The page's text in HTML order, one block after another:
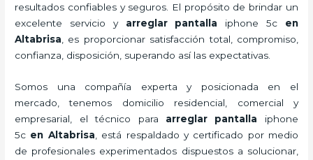
resultados confiables y seguros. El propósito de brindar un
excelente servicio y arreglar pantalla iphone 5c en
Altabrisa , es proporcionar satisfacción total, compromiso,
confianza, disposición, superando así las expectativas.
Somos una compañía experta y posicionada en el
mercado, tenemos domicilio residencial, comercial y
empresarial, el técnico para arreglar pantalla iphone
5c en Altabrisa , está respaldado y certificado por medio
de profesionales experimentados dispuestos a solucionar,